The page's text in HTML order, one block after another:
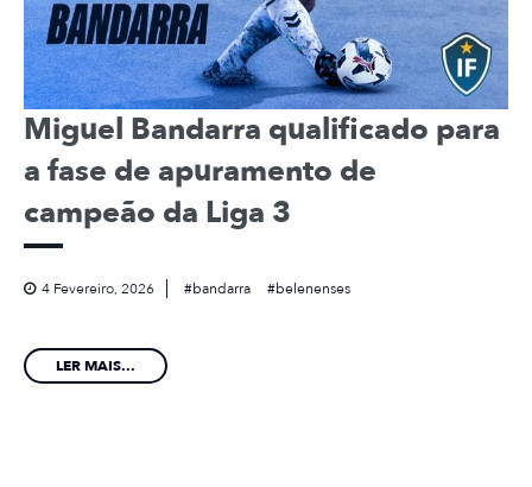
Miguel Bandarra qualificado para
a fase de apuramento de
campeão da Liga 3
4 Fevereiro, 2026 bandarra belenenses
LER MAIS...